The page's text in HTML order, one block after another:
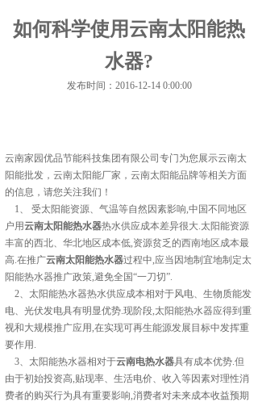
如何科学使用云南太阳能热
水器?
发布时间：2016-12-14 0:00:00
云南家园优品节能科技集团有限公司专门为您展示云南太
阳能批发 ，云南太阳能厂家，云南太阳能品牌等相关方面
的信息，请您关注我们！
1、 受太阳能资源、气温等自然因素影响,中国不同地区
户用云南太阳能热水器热水供应成本差异很大.太阳能资源
丰富的西北、华北地区成本低,资源贫乏的西南地区成本最
高.在推广云南太阳能热水器过程中,应当因地制宜地制定太
阳能热水器推广政策,避免全国“一刀切”.
2、太阳能热水器热水供应成本相对于风电、生物质能发
电、光伏发电具有明显优势.现阶段,太阳能热水器应得到重
视和大规模推广应用,在实现可再生能源发展目标中发挥重
要作用.
3、太阳能热水器相对于云南电热水器具有成本优势.但
由于初始投资高,贴现率、生活电价、收入等因素对理性消
费者的购买行为具有重要影响,消费者对未来成本收益预期